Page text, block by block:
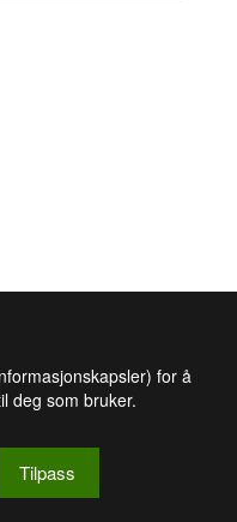
for å
deg som bruker.
Tilpass